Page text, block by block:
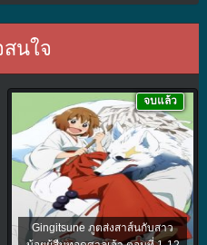
นใจ
Gingitsune ภูตส่งสาส์นกับสาว
จบแล้ว